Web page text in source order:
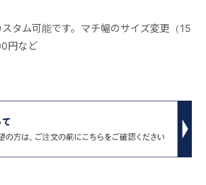
タム可能です。マチ幅のサイズ変更（15
円など